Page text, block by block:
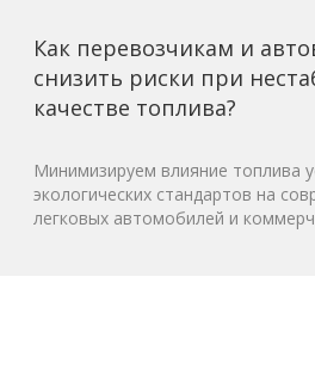
Как перевозчикам и
снизить риски при
качестве топлива?
Минимизируем влияние топлива
экологических стандартов на
легковых автомобилей и